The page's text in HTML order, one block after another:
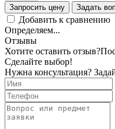
Запросить цену
Задать
Добавить к сравнению
Определяем...
Отзывы
Хотите оставить отзыв?
Сделайте выбор!
Нужна консультация?